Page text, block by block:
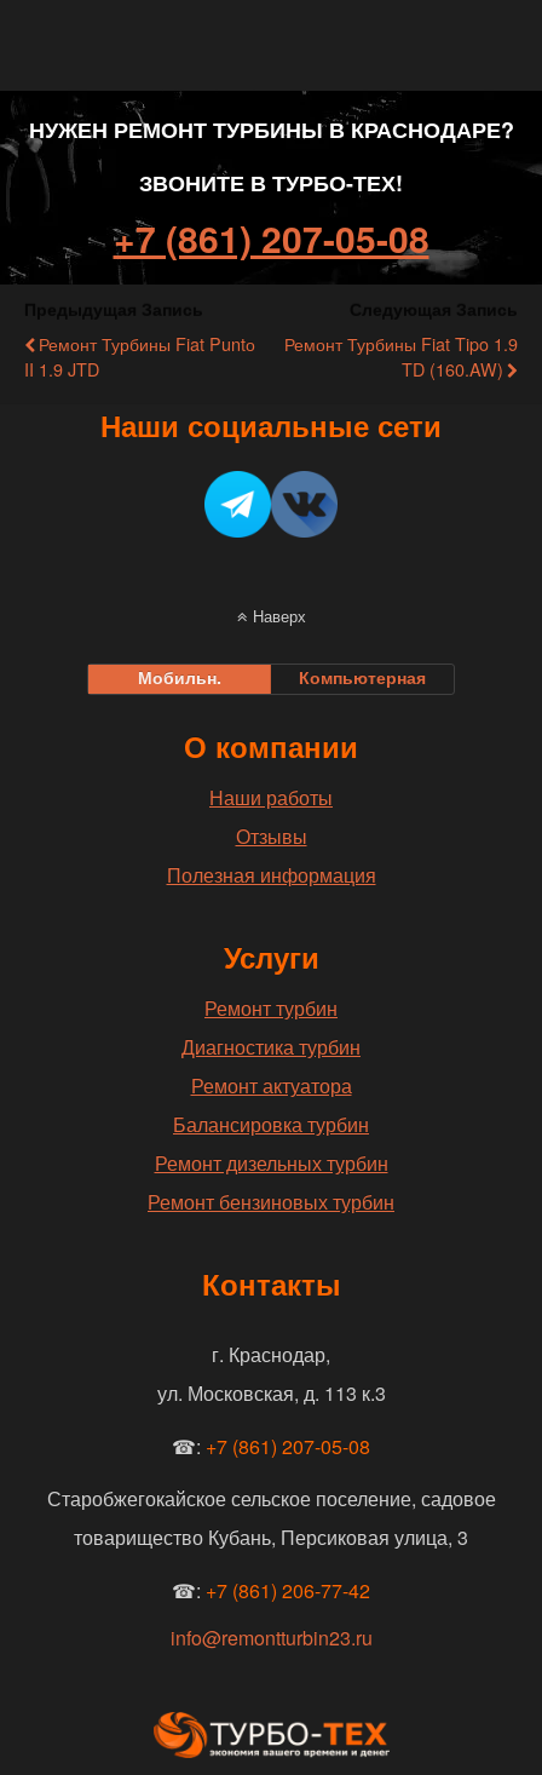
НУЖЕН РЕМОНТ ТУРБИНЫ В КРАСНОДАРЕ?
ЗВОНИТЕ В ТУРБО-ТЕХ!
+7 (861) 207-05-08
Ремонт Турбины Fiat Puntо
II 1.9 JTD
Ремонт Турбины Fiat Tipo 1.9
TD (160.AW)
Наши социальные сети
Наверх
Мобильн. Компьютерная
О компании
Наши работы
Отзывы
Полезная информация
Услуги
Ремонт турбин
Диагностика турбин
Ремонт актуатора
Балансировка турбин
Ремонт дизельных турбин
Ремонт бензиновых турбин
Контакты
г. Краснодар,
ул. Московская, д. 113 к.3
☎: +7 (861) 207-05-08
Старобжегокайское сельское поселение, садовое
товарищество Кубань, Персиковая улица, 3
☎: +7 (861) 206-77-42
info@remontturbin23.ru